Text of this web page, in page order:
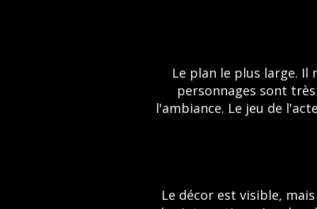
Le plan le plus large. Il
personnages sont
l'ambiance. Le jeu de
Le décor est visible,